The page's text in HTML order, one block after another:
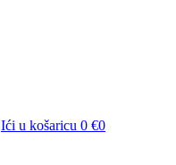
Ići u košaricu 0 €0